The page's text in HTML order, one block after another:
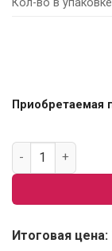
Приобретаемая
Количество
Итоговая цена: